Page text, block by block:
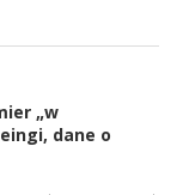
„w
dane o